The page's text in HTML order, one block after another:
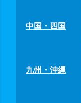
中国・四国
九州・沖縄